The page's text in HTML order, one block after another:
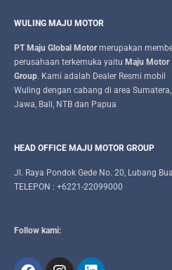
WULING MAJU MOTOR
PT Maju Global Motormerupakan
perusahaan terkemuka yaitu Maju Motor
Group. Kami adalah Dealer Resmi mobil
Wuling dengan cabang di area Sumatera,
Jawa, Bali, NTB dan Papua
HEAD OFFICE MAJU MOTOR GROUP
Jl. Raya Pondok Gede No. 20, Lubang
TELEPON : +6221-22099000
Follow kami: